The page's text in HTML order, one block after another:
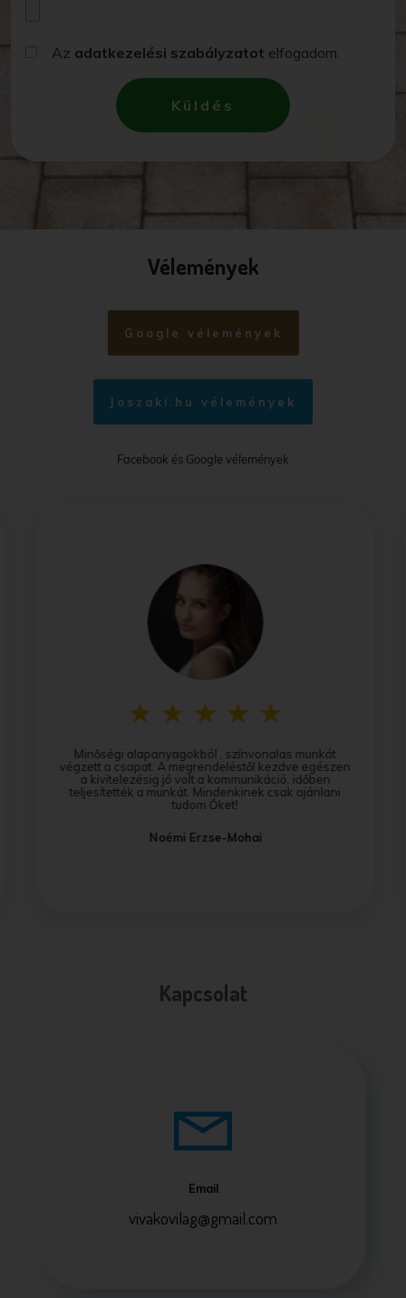
Az adatkezelési szabályzatot elfogadom.
Küldés
Vélemények
Google vélemények
Joszaki.hu vélemények
Facebook és Google vélemények
Minőségi alapanyagokból , színvonalas munkát
végzett a csapat. A megrendeléstől kezdve egészen
a kivitelezésig jó volt a kommunikáció, időben
teljesítették a munkát. Mindenkinek csak ajánlani
tudom Őket!
Noémi Erzse-Mohai
Kapcsolat
Email
vivakovilag@gmail.com